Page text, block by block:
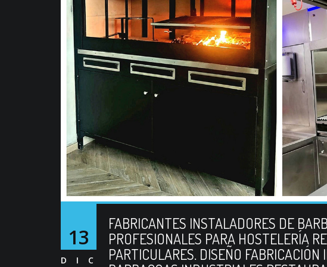
13
DIC
FABRICANTES INSTALADORES DE
PROFESIONALES PARA HOSTELERÍA
PARTICULARES. DISEÑO